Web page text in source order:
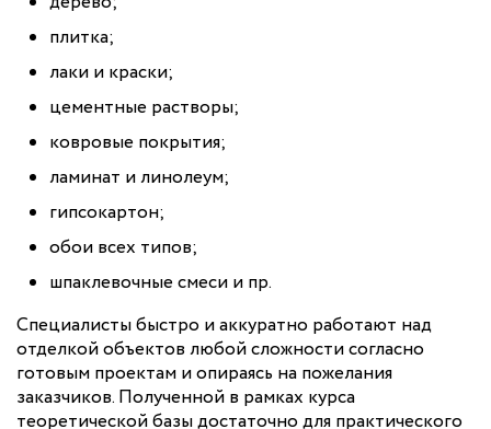
плитка;
лаки и краски;
цементные растворы;
ковровые покрытия;
ламинат и линолеум;
гипсокартон;
обои всех типов;
шпаклевочные смеси и пр.
Специалисты быстро и аккуратно работают над
отделкой объектов любой сложности согласно
готовым проектам и опираясь на пожелания
заказчиков. Полученной в рамках курса
теоретической базы достаточно для практического